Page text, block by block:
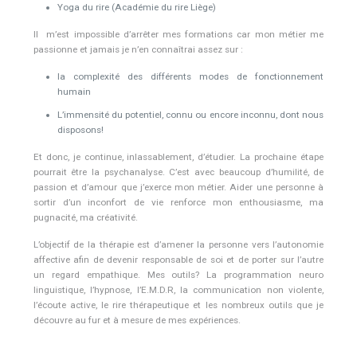
Yoga du rire (Académie du rire Liège)
Il m’est impossible d’arrêter mes formations car mon métier me
passionne et jamais je n’en connaîtrai assez sur :
la complexité des différents modes de fonctionnement
humain
L’immensité du potentiel, connu ou encore inconnu, dont nous
disposons!
Et donc, je continue, inlassablement, d’étudier. La prochaine étape
pourrait être la psychanalyse. C’est avec beaucoup d’humilité, de
passion et d’amour que j’exerce mon métier. Aider une personne à
sortir d’un inconfort de vie renforce mon enthousiasme, ma
pugnacité, ma créativité.
L’objectif de la thérapie est d’amener la personne vers l’autonomie
affective afin de devenir responsable de soi et de porter sur l’autre
un regard empathique. Mes outils? La programmation neuro
linguistique, l’hypnose, l’E.M.D.R, la communication non violente,
l’écoute active, le rire thérapeutique et les nombreux outils que je
découvre au fur et à mesure de mes expériences.